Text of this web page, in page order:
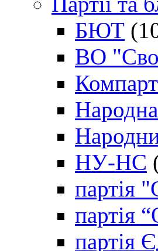
БЮТ
ВО
НУ-НС
партія
партія
партія